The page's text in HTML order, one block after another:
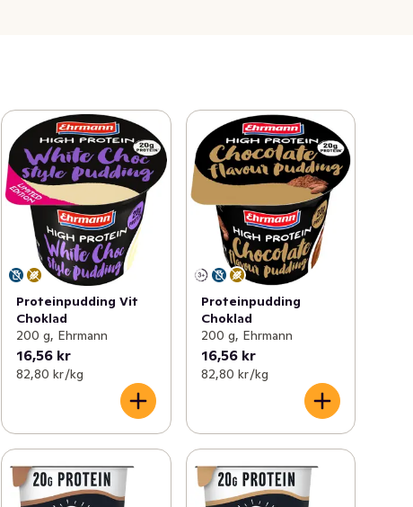
Proteinpudding Vit
Choklad
200 g, Ehrmann
16,56 kr
82,80 kr /kg
Proteinpudding
Choklad
200 g, Ehrmann
16,56 kr
82,80 kr /kg